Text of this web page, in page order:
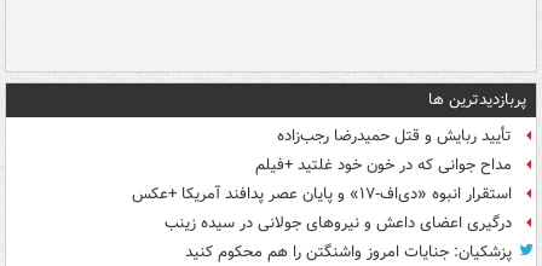
پربازدیدترین ها
تأیید ربایش و قتل حمیدرضا رجب‌زاده
مداح جوانی که در خون خود غلتید +فیلم
استقرار انبوه «دی‌اف‑۱۷» و پایان عصر پدافند آمریکا +عکس
درگیری اعضای داعش و نیروهای جولانی در سیده زینب
پزشکیان: جنایات امروز واشنگتن را هم محکوم کنید